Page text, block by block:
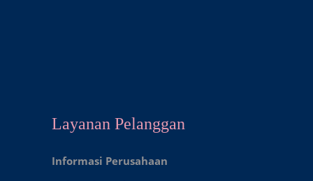
Layanan Pelanggan
Informasi Perusahaan